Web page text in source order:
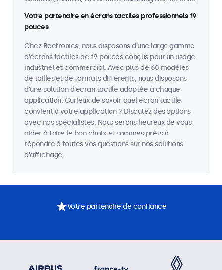
Votre partenaire en écrans tactiles professionnels 19
pouces
Chez Beetronics, nous disposons d'une large gamme
d'écrans tactiles de 19 pouces conçus pour un usage
industriel et commercial. Avec plus de 60 modèles
de tailles et de formats différents, nous disposons
d'une solution d'écran tactile adaptée à chaque
application. Curieux de savoir quel écran tactile
convient à votre application ? Discutez des options
avec nos spécialistes. Nous serons heureux de vous
aider à faire le bon choix et sommes prêts à
répondre à toutes vos questions sur nos solutions
d'affichage.
Votre partenaire de confiance